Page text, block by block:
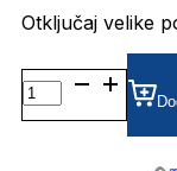
Otključaj velike
0RB2191
GRADIJENT
NAOČALE